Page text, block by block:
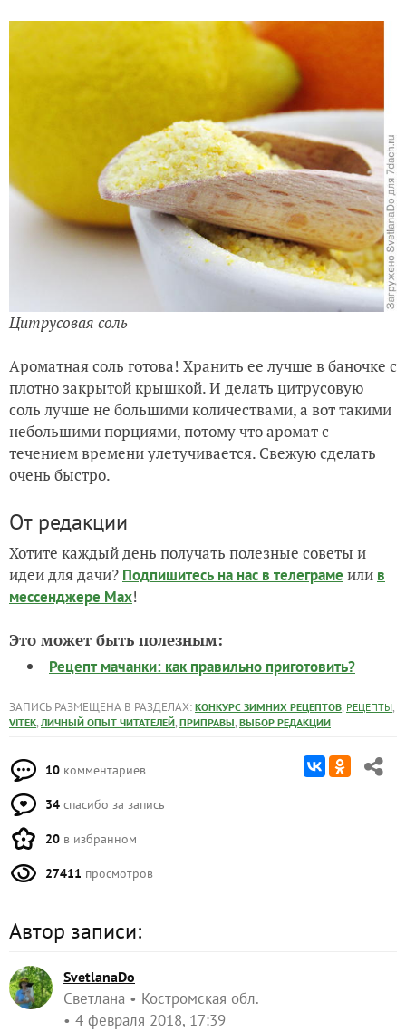
Цитрусовая соль
Ароматная соль готова! Хранить ее лучше в баночке с
плотно закрытой крышкой. И делать цитрусовую
соль лучше не большими количествами, а вот такими
небольшими порциями, потому что аромат с
течением времени улетучивается. Свежую сделать
очень быстро.
От редакции
Хотите каждый день получать полезные советы и
идеи для дачи? Подпишитесь на нас в телеграме или в
мессенджере Max!
Это может быть полезным:
Рецепт мачанки: как правильно приготовить?
ЗАПИСЬ РАЗМЕЩЕНА В РАЗДЕЛАХ: КОНКУРС ЗИМНИХ РЕЦЕПТОВ, РЕЦЕПТЫ,
VITEK, ЛИЧНЫЙ ОПЫТ ЧИТАТЕЛЕЙ, ПРИПРАВЫ, ВЫБОР РЕДАКЦИИ
10 комментариев
34 спасибо за запись
20 в избранном
27411 просмотров
Автор записи:
SvetlanaDo
Светлана
Костромская обл.
4 февраля 2018, 17:39